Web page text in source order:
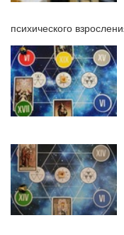
психического